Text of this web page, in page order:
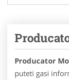
Producator
puteti gasi